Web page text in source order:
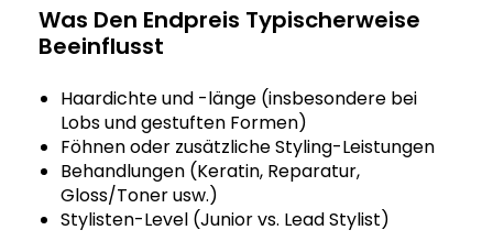
Was Den Endpreis Typischerweise
Beeinflusst
Haardichte und -länge (insbesondere bei
Lobs und gestuften Formen)
Föhnen oder zusätzliche Styling-Leistungen
Behandlungen (Keratin, Reparatur,
Gloss/Toner usw.)
Stylisten-Level (Junior vs. Lead Stylist)